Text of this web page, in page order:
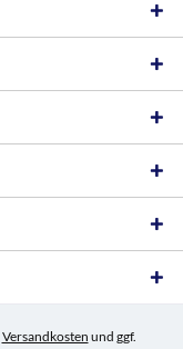
Versandkosten und ggf.